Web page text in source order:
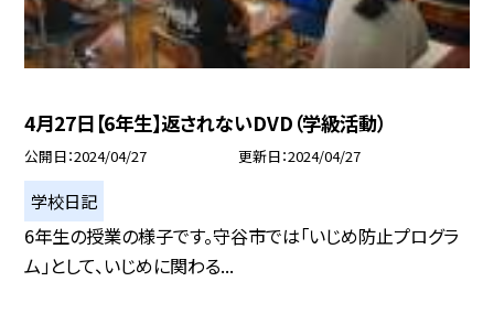
4月27日【6年生】返されないDVD（学級活動）
公開日 2024/04/27 更新日 2024/04/27
学校日記
6年生の授業の様子です。守谷市では「いじめ防止プログラ
ム」として、いじめに関わる...